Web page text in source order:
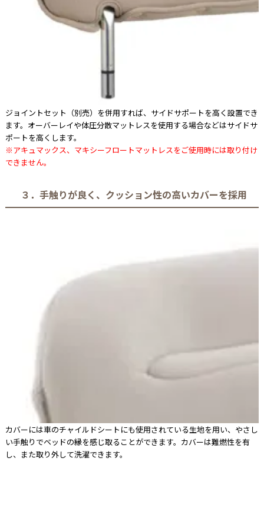
ジョイントセット（別売）を併用すれば、サイドサポートを高く設置でき
ます。オーバーレイや体圧分散マットレスを使用する場合などはサイドサ
ポートを高くします。
※アキュマックス、マキシーフロートマットレスをご使用時には取り付け
できません。
３．手触りが良く、クッション性の高いカバーを採用
カバーには車のチャイルドシートにも使用されている生地を用い、やさし
い手触りでベッドの縁を感じ取ることができます。カバーは難燃性を有
し、また取り外して洗濯できます。